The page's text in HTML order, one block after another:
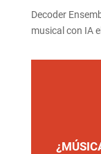
Decoder
musical con IA